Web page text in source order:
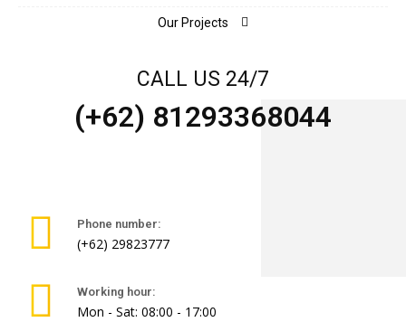
Our Projects
CALL US 24/7
(+62) 81293368044
Phone number:
(+62) 29823777
Working hour:
Mon - Sat: 08:00 - 17:00